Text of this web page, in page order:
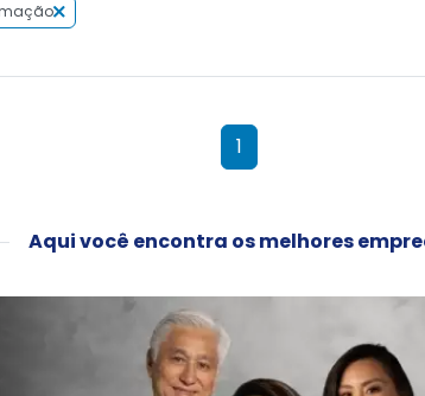
1
Aqui você encontra os melhores